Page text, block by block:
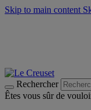
Skip to main content
Rechercher
Êtes vous sûr de